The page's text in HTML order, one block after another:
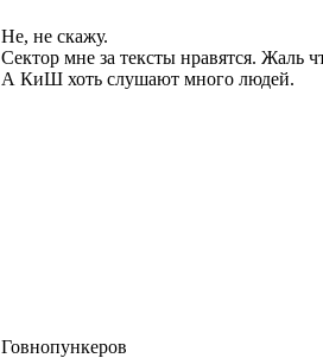
Не, не скажу.
Сектор мне за тексты нравятся. Жаль
А КиШ хоть слушают много людей.
Говнопункеров